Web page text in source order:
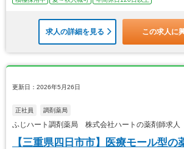
求人の詳細を見る この求人に
更新日：2026年5月26日
正社員 調剤薬局
ふじハート調剤薬局 株式会社ハートの薬剤師求人
【三重県四日市市】医療モール型の